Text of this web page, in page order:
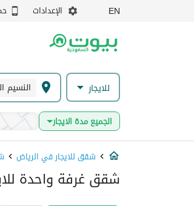
EN الإعدادات
للايجار النسيم
الجميع مدة الايجار
شقق للايجار في الرياض
شقق غرفة واحدة